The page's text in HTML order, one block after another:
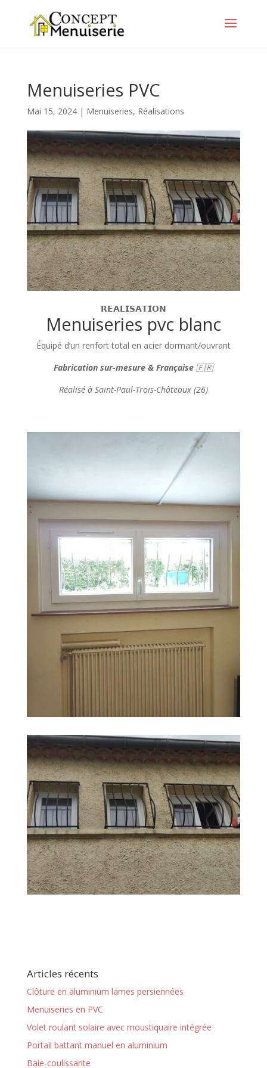
Menuiseries PVC
Mai 15, 2024| Menuiseries, Réalisations
𝗥𝗘𝗔𝗟𝗜𝗦𝗔𝗧𝗜𝗢𝗡
Menuiseries pvc blanc
Équipé d’un renfort total en acier dormant/ouvrant
Fabrication sur-mesure & Française🇫🇷
Réalisé à Saint-Paul-Trois-Châteaux (26)
Articles récents
Clôture en aluminium lames persiennées
Menuiseries en PVC
Volet roulant solaire avec moustiquaire intégrée
Portail battant manuel en aluminium
Baie-coulissante